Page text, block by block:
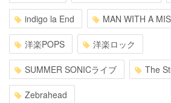
indigo la End MAN WITH A
洋楽POPS 洋楽ロック
SUMMER SONICライブ The
Zebrahead